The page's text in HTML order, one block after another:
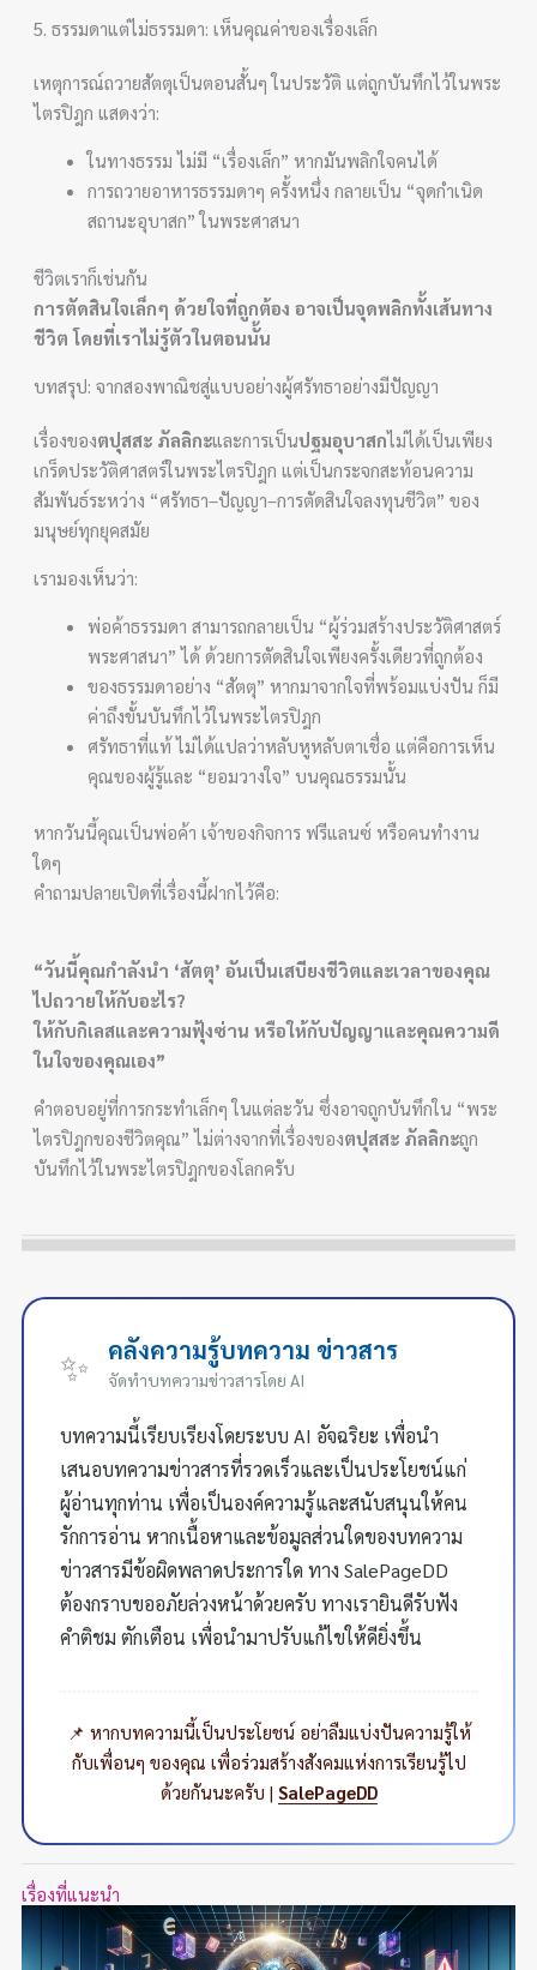
5. ธรรมดาแต่ไม่ธรรมดา: เห็นคุณค่าของเรื่องเล็ก
เหตุการณ์ถวายสัตตุเป็นตอนสั้นๆ ในประวัติ แต่ถูกบันทึกไว้ในพระ
ไตรปิฎก แสดงว่า:
ในทางธรรม ไม่มี “เรื่องเล็ก” หากมันพลิกใจคนได้
การถวายอาหารธรรมดาๆ ครั้งหนึ่ง กลายเป็น “จุดกำเนิด
สถานะอุบาสก” ในพระศาสนา
ชีวิตเราก็เช่นกัน
การตัดสินใจเล็กๆ ด้วยใจที่ถูกต้อง อาจเป็นจุดพลิกทั้งเส้นทาง
ชีวิต โดยที่เราไม่รู้ตัวในตอนนั้น
บทสรุป: จากสองพาณิชสู่แบบอย่างผู้ศรัทธาอย่างมีปัญญา
เรื่องของตปุสสะ ภัลลิกะและการเป็นปฐมอุบาสกไม่ได้เป็นเพียง
เกร็ดประวัติศาสตร์ในพระไตรปิฎก แต่เป็นกระจกสะท้อนความ
สัมพันธ์ระหว่าง “ศรัทธา–ปัญญา–การตัดสินใจลงทุนชีวิต” ของ
มนุษย์ทุกยุคสมัย
เรามองเห็นว่า:
พ่อค้าธรรมดา สามารถกลายเป็น “ผู้ร่วมสร้างประวัติศาสตร์
พระศาสนา” ได้ ด้วยการตัดสินใจเพียงครั้งเดียวที่ถูกต้อง
ของธรรมดาอย่าง “สัตตุ” หากมาจากใจที่พร้อมแบ่งปัน ก็มี
ค่าถึงขั้นบันทึกไว้ในพระไตรปิฎก
ศรัทธาที่แท้ ไม่ได้แปลว่าหลับหูหลับตาเชื่อ แต่คือการเห็น
คุณของผู้รู้และ “ยอมวางใจ” บนคุณธรรมนั้น
หากวันนี้คุณเป็นพ่อค้า เจ้าของกิจการ ฟรีแลนซ์ หรือคนทำงาน
ใดๆ
คำถามปลายเปิดที่เรื่องนี้ฝากไว้คือ:
“วันนี้คุณกำลังนำ ‘สัตตุ’ อันเป็นเสบียงชีวิตและเวลาของคุณ
ไปถวายให้กับอะไร?
ให้กับกิเลสและความฟุ้งซ่าน หรือให้กับปัญญาและคุณความดี
ในใจของคุณเอง”
คำตอบอยู่ที่การกระทำเล็กๆ ในแต่ละวัน ซึ่งอาจถูกบันทึกใน “พระ
ไตรปิฎกของชีวิตคุณ” ไม่ต่างจากที่เรื่องของตปุสสะ ภัลลิกะถูก
บันทึกไว้ในพระไตรปิฎกของโลกครับ
✨ คลังความรู้บทความ ข่าวสาร
จัดทำบทความข่าวสารโดย AI
บทความนี้เรียบเรียงโดยระบบ AI อัจฉริยะ เพื่อนำ
เสนอบทความข่าวสารที่รวดเร็วและเป็นประโยชน์แก่
ผู้อ่านทุกท่าน เพื่อเป็นองค์ความรู้และสนับสนุนให้คน
รักการอ่าน หากเนื้อหาและข้อมูลส่วนใดของบทความ
ข่าวสารมีข้อผิดพลาดประการใด ทาง SalePageDD
ต้องกราบขออภัยล่วงหน้าด้วยครับ ทางเรายินดีรับฟัง
คำติชม ตักเตือน เพื่อนำมาปรับแก้ไขให้ดียิ่งขึ้น
📌 หากบทความนี้เป็นประโยชน์ อย่าลืมแบ่งปันความรู้ให้
กับเพื่อนๆ ของคุณ เพื่อร่วมสร้างสังคมแห่งการเรียนรู้ไป
ด้วยกันนะครับ | SalePageDD
เรื่องที่แนะนำ